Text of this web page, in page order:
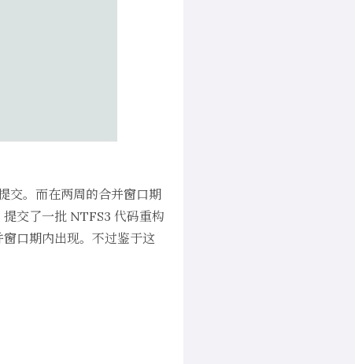
交。而在两周的合并窗口期
交了一批 NTFS3 代码重构
口期内出现。不过鉴于这